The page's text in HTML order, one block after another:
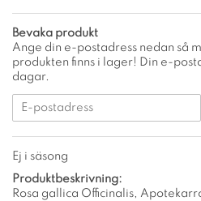
Bevaka produkt
Ange din e-postadress nedan så
produkten finns i lager! Din e-
dagar.
Ej i säsong
Produktbeskrivning:
Rosa gallica Officinalis,